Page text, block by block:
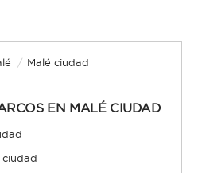
/ Malé ciudad
EN MALÉ CIUDAD
ciudad